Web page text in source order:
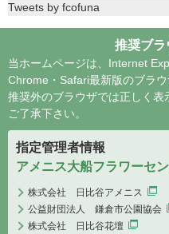
Tweets by fcofuna
推奨ブラ
当ホームページは、Internet
Chrome・Safari最新版のブラウ
推奨外のブラウザでは正しく表
ご了承下さい。
指定管理者情報
アメニス大船フラワーセ
株式会社 日比谷アメニス
公益財団法人 鎌倉市公園協会
株式会社 日比谷花壇